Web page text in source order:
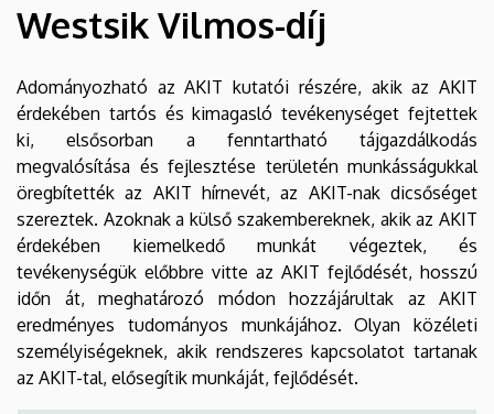
Kutatóintézetek
és
Tangazdaság
(AKIT)
Westsik Vilmos-díj
Adományozható az AKIT kutatói részére, akik az AKIT
érdekében tartós és kimagasló tevékenységet fejtettek
ki, elsősorban a fenntartható tájgazdálkodás
megvalósítása és fejlesztése területén munkásságukkal
öregbítették az AKIT hírnevét, az AKIT-nak dicsőséget
szereztek. Azoknak a külső szakembereknek, akik az AKIT
érdekében kiemelkedő munkát végeztek, és
tevékenységük előbbre vitte az AKIT fejlődését, hosszú
időn át, meghatározó módon hozzájárultak az AKIT
eredményes tudományos munkájához. Olyan közéleti
személyiségeknek, akik rendszeres kapcsolatot tartanak
az AKIT-tal, elősegítik munkáját, fejlődését.